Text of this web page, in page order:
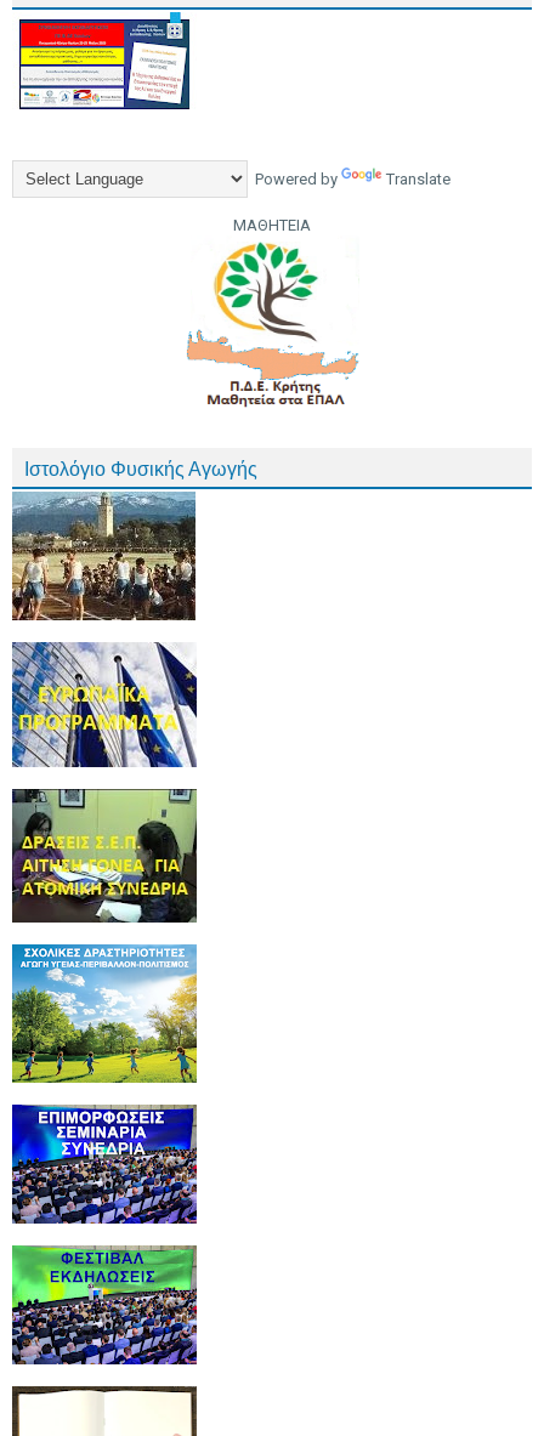
Powered by Translate
ΜΑΘΗΤΕΙΑ
Ιστολόγιο Φυσικής Αγωγής